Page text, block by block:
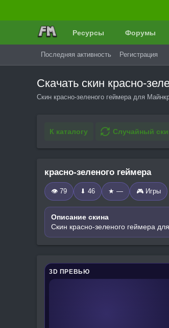
Ресурсы Форумы
Последняя активность Регистрация
Скачать скин красно-
Скин красно-зеленого геймера для
К каталогу Случайный
красно-зеленого геймера
👁 79 ⬇ 46 ★ — 🎮 Игры
Описание скина
Скин красно-зеленого геймера
3D ПРЕВЬЮ